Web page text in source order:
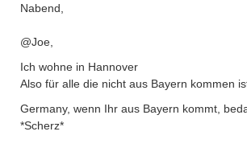
Nabend,
@Joe,
Ich wohne in Hannover
Also für alle die nicht aus Bayern kommen
Germany, wenn Ihr aus Bayern kommt,
*Scherz*